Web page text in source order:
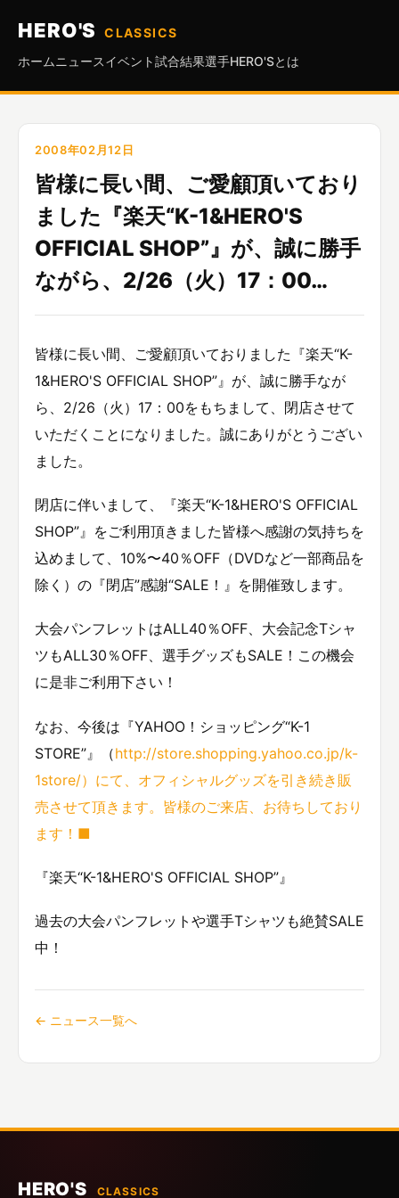
HERO'S
CLASSICS
ホーム ニュースイベント試合結果選手HERO'Sとは
2008年02月12日
皆様に長い間、ご愛顧頂いており
ました『楽天“K-1&HERO'S
OFFICIAL SHOP”』が、誠に勝手
ながら、2/26（火）17：00…
皆様に長い間、ご愛顧頂いておりました『楽天“K-
1&HERO'S OFFICIAL SHOP”』が、誠に勝手なが
ら、2/26（火）17：00をもちまして、閉店させて
いただくことになりました。誠にありがとうござい
ました。
閉店に伴いまして、『楽天“K-1&HERO'S OFFICIAL
SHOP”』をご利用頂きました皆様へ感謝の気持ちを
込めまして、10%〜40％OFF（DVDなど一部商品を
除く）の『閉店”感謝“SALE！』を開催致します。
大会パンフレットはALL40％OFF、大会記念Tシャ
ツもALL30％OFF、選手グッズもSALE！この機会
に是非ご利用下さい！
なお、今後は『YAHOO！ショッピング“K-1
STORE”』（http://store.shopping.yahoo.co.jp/k-
1store/）にて、オフィシャルグッズを引き続き販
売させて頂きます。皆様のご来店、お待ちしており
ます！■
『楽天“K-1&HERO'S OFFICIAL SHOP”』
過去の大会パンフレットや選手Tシャツも絶賛SALE
中！
← ニュース一覧へ
HERO'S CLASSICS